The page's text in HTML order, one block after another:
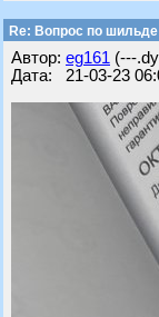
Re: Вопрос по
Автор: eg161 (---
Дата: 21-03-23